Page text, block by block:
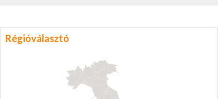
Régióválasztó